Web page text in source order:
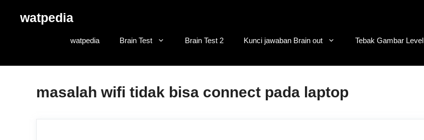
watpedia
watpedia Brain Test Brain Test 2 Kunci jawaban Brain out Tebak Gambar Level
masalah wifi tidak bisa connect pada laptop